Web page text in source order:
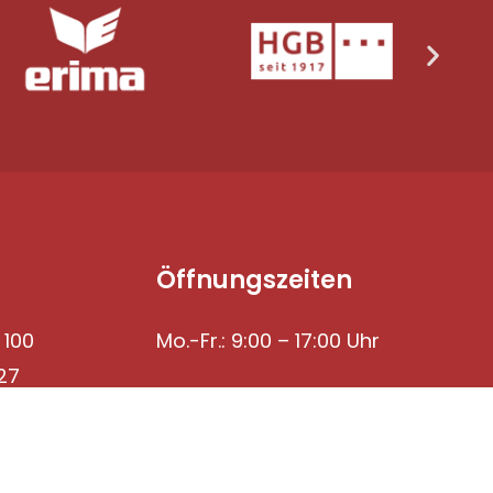
Öffnungszeiten
Mo.-Fr.: 9:00 – 17:00 Uhr